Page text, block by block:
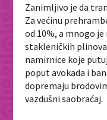
Zanimljivo je da
Za većinu
od 10%, a mnogo
stakleničkih
namirnice koje
poput avokada i
dopremaju
vazdušni saobraćaj.